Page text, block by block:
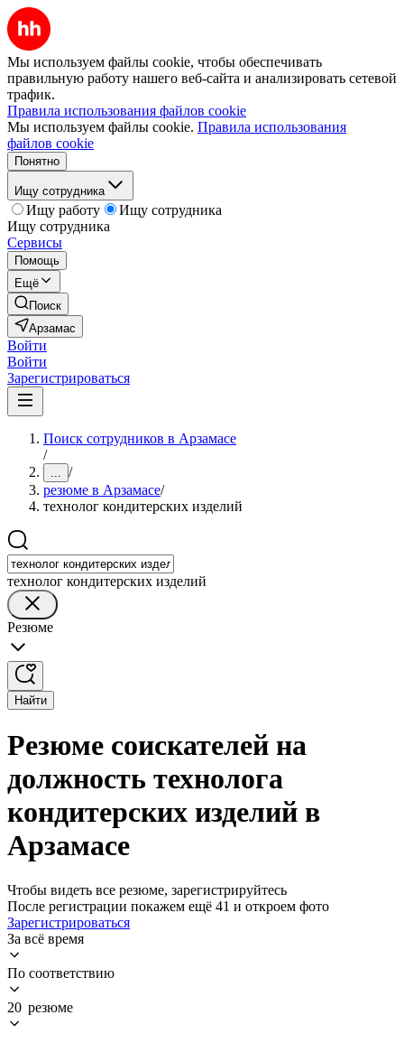
Мы используем файлы cookie, чтобы обеспечивать
правильную работу нашего веб-сайта и анализировать сетевой
трафик.
Правила использования файлов cookie
Мы используем файлы cookie. Правила использования
файлов cookie
Понятно
Ищу сотрудника
Ищу работу
Ищу сотрудника
Ищу сотрудника
Сервисы
Помощь
Ещё
Поиск
Арзамас
Войти
Войти
Зарегистрироваться
Поиск сотрудников в Арзамасе
/
... /
резюме в Арзамасе/
технолог кондитерских изделий
технолог кондитерских изделий
Резюме
Найти
Резюме соискателей на
должность технолога
кондитерских изделий в
Арзамасе
Чтобы видеть все резюме, зарегистрируйтесь
После регистрации покажем ещё 41 и откроем фото
Зарегистрироваться
За всё время
По соответствию
20 резюме